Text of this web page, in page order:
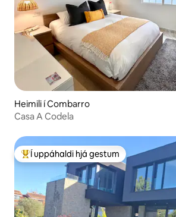
Heimili í Combarro
Casa A Codela
Í mestu uppáhaldi hjá gestum
Í uppáhaldi hjá gestum